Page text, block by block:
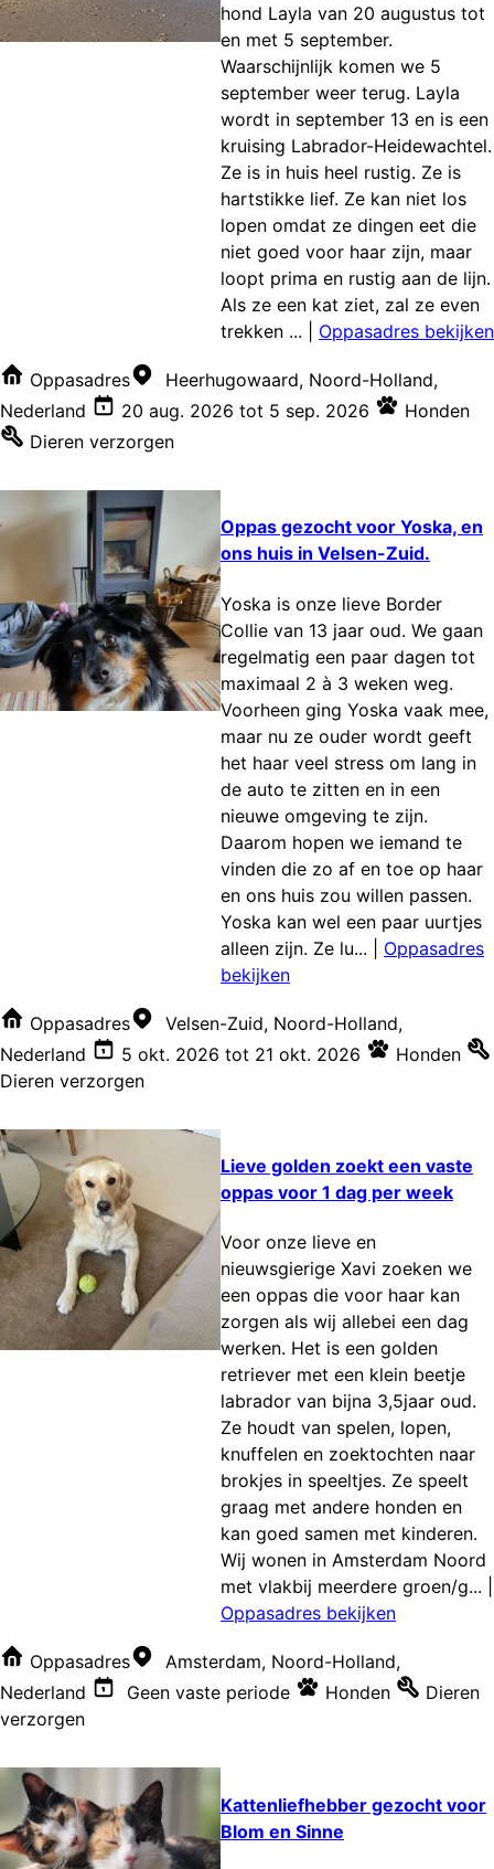
hond Layla van 20 augustus tot
en met 5 september.
Waarschijnlijk komen we 5
september weer terug. Layla
wordt in september 13 en is een
kruising Labrador-Heidewachtel.
Ze is in huis heel rustig. Ze is
hartstikke lief. Ze kan niet los
lopen omdat ze dingen eet die
niet goed voor haar zijn, maar
loopt prima en rustig aan de lijn.
Als ze een kat ziet, zal ze even
trekken ...
Oppasadres bekijken
Oppasadres
Heerhugowaard, Noord-Holland,
Nederland
20 aug. 2026 tot 5 sep. 2026
Honden
Dieren verzorgen
Oppas gezocht voor Yoska, en
ons huis in Velsen-Zuid.
Yoska is onze lieve Border
Collie van 13 jaar oud. We gaan
regelmatig een paar dagen tot
maximaal 2 à 3 weken weg.
Voorheen ging Yoska vaak mee,
maar nu ze ouder wordt geeft
het haar veel stress om lang in
de auto te zitten en in een
nieuwe omgeving te zijn.
Daarom hopen we iemand te
vinden die zo af en toe op haar
en ons huis zou willen passen.
Yoska kan wel een paar uurtjes
alleen zijn. Ze lu...
Oppasadres
bekijken
Oppasadres
Velsen-Zuid, Noord-Holland,
Nederland
5 okt. 2026 tot 21 okt. 2026
Honden
Dieren verzorgen
Lieve golden zoekt een vaste
oppas voor 1 dag per week
Voor onze lieve en
nieuwsgierige Xavi zoeken we
een oppas die voor haar kan
zorgen als wij allebei een dag
werken. Het is een golden
retriever met een klein beetje
labrador van bijna 3,5jaar oud.
Ze houdt van spelen, lopen,
knuffelen en zoektochten naar
brokjes in speeltjes. Ze speelt
graag met andere honden en
kan goed samen met kinderen.
Wij wonen in Amsterdam Noord
met vlakbij meerdere groen/g...
Oppasadres bekijken
Oppasadres
Amsterdam, Noord-Holland,
Nederland
Geen vaste periode Honden
Dieren
verzorgen
Kattenliefhebber gezocht voor
Blom en Sinne